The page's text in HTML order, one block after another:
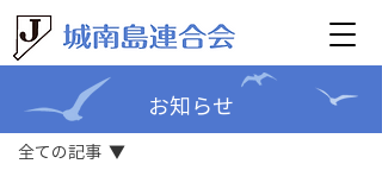
全ての記事
お知らせ